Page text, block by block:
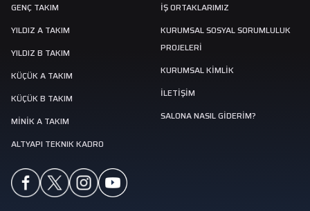
GENÇ TAKIM
YILDIZ A TAKIM
YILDIZ B TAKIM
KÜÇÜK A TAKIM
KÜÇÜK B TAKIM
MINIK A TAKIM
ALTYAPI TEKNIK KADRO
İŞ ORTAKLARIMIZ
KURUMSAL SOSYAL SORUMLULUK
PROJELERİ
KURUMSAL KİMLİK
İLETİŞİM
SALONA NASIL GIDERIM?